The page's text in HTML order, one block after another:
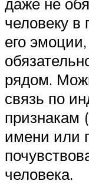
человеку в
его
рядом.
связь по
признакам
имени или
человека.